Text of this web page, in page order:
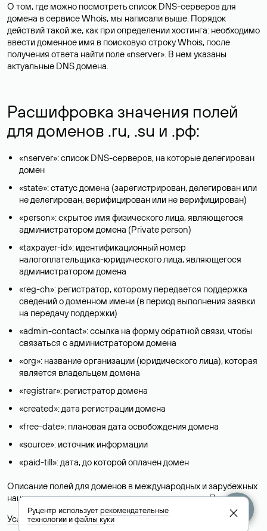
О том, где можно посмотреть список DNS-серверов для
домена в сервисе Whois, мы написали выше. Порядок
действий такой же, как при определении хостинга: необходимо
ввести доменное имя в поисковую строку Whois, после
получения ответа найти поле «nserver». В нем указаны
актуальные DNS домена.
Расшифровка значения полей
для доменов .ru, .su и .рф:
«nserver»: список DNS-серверов, на которые делегирован
домен
«state»: статус домена (зарегистрирован, делегирован или
не делегирован, верифицирован или не верифицирован)
«person»: скрытое имя физического лица, являющегося
администратором домена (Privatе person)
«taxpayer-id»: идентификационный номер
налогоплательщика-юридического лица, являющегося
администратором домена
«reg-ch»: регистратор, которому передается поддержка
сведений о доменном имени (в период выполнения заявки
на передачу поддержки)
«admin-contact»: ссылка на форму обратной связи, чтобы
связаться с администратором домена
«org»: название организации (юридического лица), которая
является владельцем домена
«registrar»: регистратор домена
«created»: дата регистрации домена
«free-date»: плановая дата освобождения домена
«source»: источник информации
«paid-till»: дата, до которой оплачен домен
Описание полей для доменов в международных и зарубежных
национальных доменах представлены в разделе «Помощь».
Условия использования Whois-сервиса
Руцентр используетрекомендательные
технологииифайлы куки